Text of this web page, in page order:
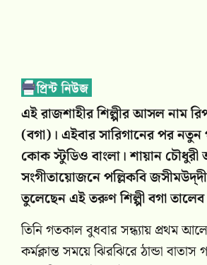
এই রাজশাহীর শিল্পীর আসল নাম
(বগা)। এইবার সারিগানের পর
কোক স্টুডিও বাংলা। শায়ান চৌধুরী
সংগীতায়োজনে পল্লিকবি
তুলেছেন এই তরুণ শিল্পী বগা
তিনি গতকাল বুধবার সন্ধ্যায় প্রথম
কর্মক্লান্ত সময়ে ঝিরঝিরে ঠান্ডা